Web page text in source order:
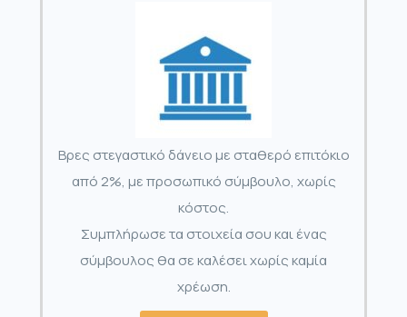
Βρες στεγαστικό δάνειο με σταθερό επιτόκιο
από 2%, με προσωπικό σύμβουλο, χωρίς
κόστος.
Συμπλήρωσε τα στοιχεία σου και ένας
σύμβουλος θα σε καλέσει χωρίς καμία
χρέωση.